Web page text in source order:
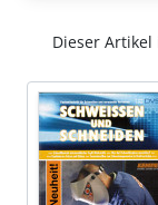
Dieser Artikel